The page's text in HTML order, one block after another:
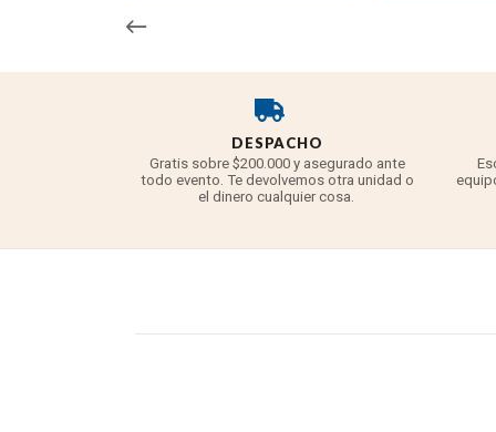
DESPACHO
Gratis sobre $200.000 y asegurado ante
todo evento. Te devolvemos otra unidad o
el dinero cualquier cosa.